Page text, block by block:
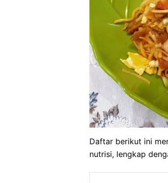
Daftar berikut ini
nutrisi, lengkap